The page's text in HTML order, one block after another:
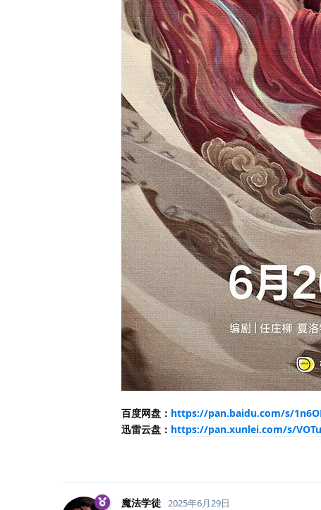
百度网盘： https://pan.baidu.com/s/
迅雷云盘： https://pan.xunlei.com/s/
魔法学徒 2025年6月29日